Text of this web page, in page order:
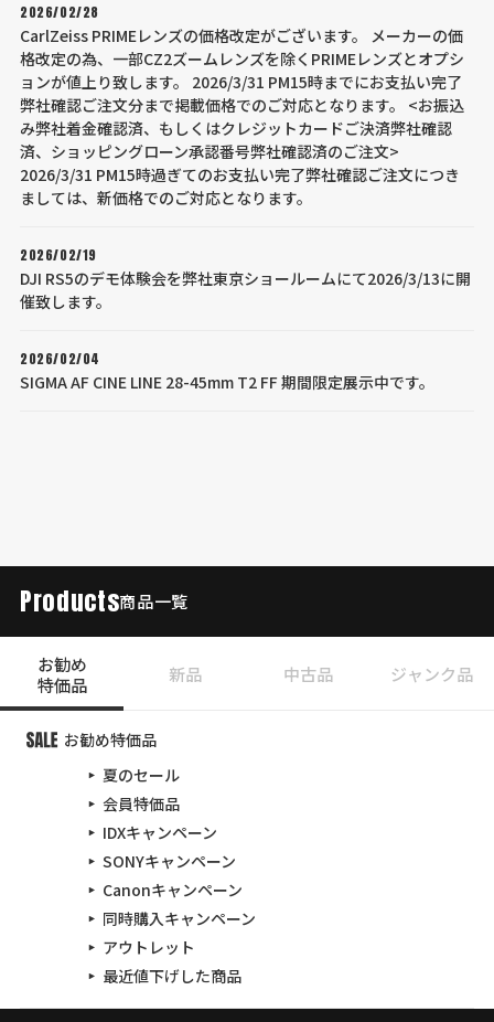
2026/02/28
CarlZeiss PRIMEレンズの価格改定がございます。 メーカーの価
格改定の為、一部CZ2ズームレンズを除くPRIMEレンズとオプシ
ョンが値上り致します。 2026/3/31 PM15時までにお支払い完了
弊社確認ご注文分まで掲載価格でのご対応となります。 <お振込
み弊社着金確認済、もしくはクレジットカードご決済弊社確認
済、ショッピングローン承認番号弊社確認済のご注文>
2026/3/31 PM15時過ぎてのお支払い完了弊社確認ご注文につき
ましては、新価格でのご対応となります。
2026/02/19
DJI RS5のデモ体験会を弊社東京ショールームにて2026/3/13に開
催致します。
2026/02/04
SIGMA AF CINE LINE 28-45mm T2 FF 期間限定展示中です。
Products商品一覧
お勧め
特価品
新品 中古品 ジャンク品
お勧め特価品
夏のセール
会員特価品
IDXキャンペーン
SONYキャンペーン
Canonキャンペーン
同時購入キャンペーン
アウトレット
最近値下げした商品